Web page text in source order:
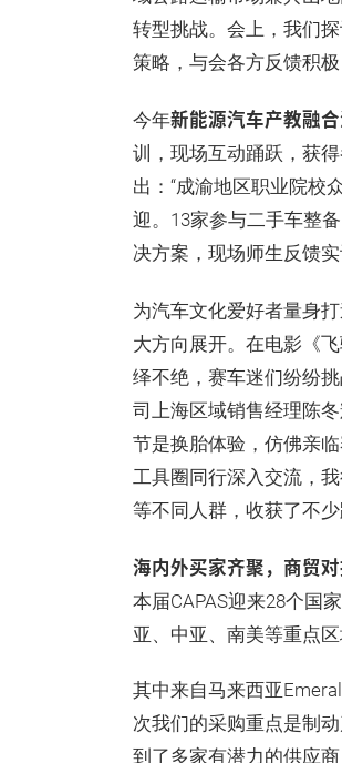
转型挑战。会上，我们
策略，与会各方反馈积
今年新能源汽车产教融
训，现场互动踊跃，获
出：“成渝地区职业院校
迎。13家参与二手车整
决方案，现场师生反馈
为汽车文化爱好者量身
大方向展开。在电影《
绎不绝，赛车迷们纷纷
司上海区域销售经理陈
节是换胎体验，仿佛亲
工具圈同行深入交流，
等不同人群，收获了不
海内外买家齐聚，商贸
本届CAPAS迎来28个国
亚、中亚、南美等重点
其中来自马来西亚
次我们的采购重点是制
到了多家有潜力的供应